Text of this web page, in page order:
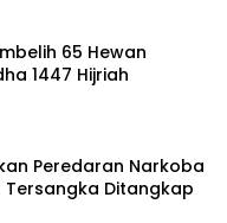
65 Hewan
1447 Hijriah
Peredaran Narkoba
Tersangka Ditangkap